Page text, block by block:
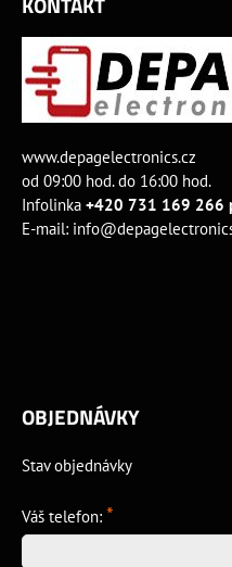
www.depagelectronics.cz
od 09:00 hod. do 16:00 hod.
Infolinka +420 731 169 266
E-mail:
OBJEDNÁVKY
Stav objednávky
Váš telefon: *